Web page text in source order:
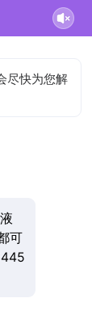
尽快为您解
可